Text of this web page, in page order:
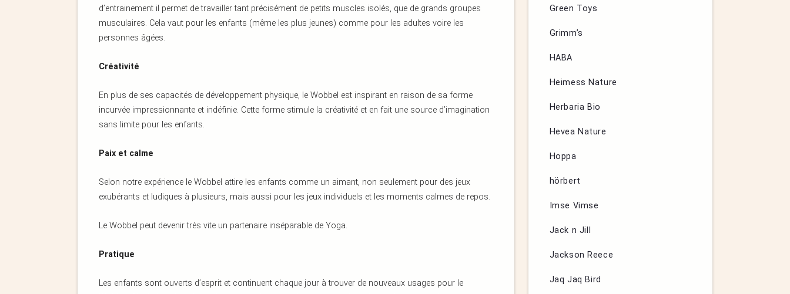
d’entrainement il permet de travailler tant précisément de petits muscles isolés, que de grands groupes
musculaires. Cela vaut pour les enfants (même les plus jeunes) comme pour les adultes voire les
personnes âgées.
Créativité
En plus de ses capacités de développement physique, le Wobbel est inspirant en raison de sa forme
incurvée impressionnante et indéfinie. Cette forme stimule la créativité et en fait une source d’imagination
sans limite pour les enfants.
Paix et calme
Selon notre expérience le Wobbel attire les enfants comme un aimant, non seulement pour des jeux
exubérants et ludiques à plusieurs, mais aussi pour les jeux individuels et les moments calmes de repos.
Le Wobbel peut devenir très vite un partenaire inséparable de Yoga.
Pratique
Les enfants sont ouverts d’esprit et continuent chaque jour à trouver de nouveaux usages pour le
Green Toys
Grimm’s
HABA
Heimess Nature
Herbaria Bio
Hevea Nature
Hoppa
hörbert
Imse Vimse
Jack n Jill
Jackson Reece
Jaq Jaq Bird